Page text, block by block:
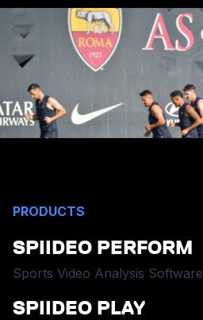
PRODUCTS
SPIIDEO PERFORM
Sports Video Analysis Software
SPIIDEO PLAY